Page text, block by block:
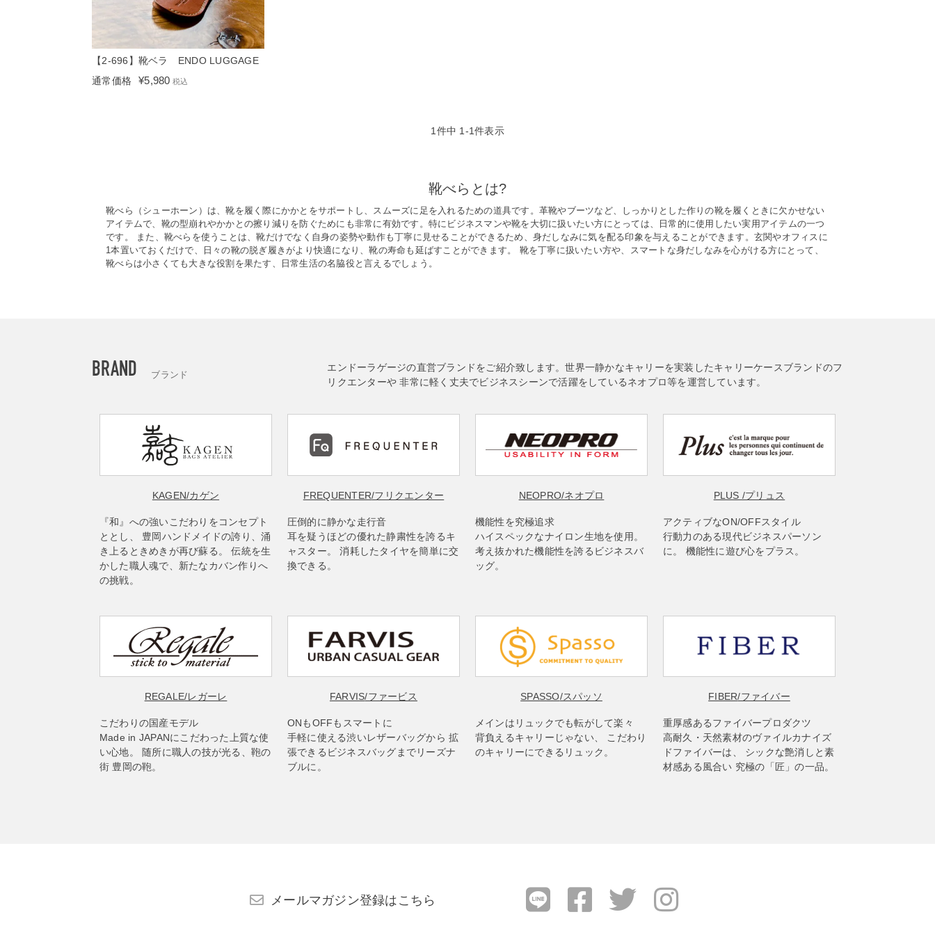
【2-696】靴ベラ ENDO LUGGAGE
通常価格
¥5,980 税込
1件中 1-1件表示
靴べらとは?
靴べら（シューホーン）は、靴を履く際にかかとをサポートし、スムーズに足を入れるための道具です。革靴やブーツなど、しっかりとした作りの靴を履くときに欠かせない
アイテムで、靴の型崩れやかかとの擦り減りを防ぐためにも非常に有効です。特にビジネスマンや靴を大切に扱いたい方にとっては、日常的に使用したい実用アイテムの一つ
です。 また、靴べらを使うことは、靴だけでなく自身の姿勢や動作も丁寧に見せることができるため、身だしなみに気を配る印象を与えることができます。玄関やオフィスに
1本置いておくだけで、日々の靴の脱ぎ履きがより快適になり、靴の寿命も延ばすことができます。 靴を丁寧に扱いたい方や、スマートな身だしなみを心がける方にとって、
靴べらは小さくても大きな役割を果たす、日常生活の名脇役と言えるでしょう。
BRAND ブランド
エンドーラゲージの直営ブランドをご紹介致します。世界一静かなキャリーを実装したキャリーケースブランドのフ
リクエンターや 非常に軽く丈夫でビジネスシーンで活躍をしているネオプロ等を運営しています。
KAGEN/カゲン
『和』への強いこだわりをコンセプト
ととし、 豊岡ハンドメイドの誇り、涌
き上るときめきが再び蘇る。 伝統を生
かした職人魂で、新たなカバン作りへ
の挑戦。
FREQUENTER/フリクエンター
圧倒的に静かな走行音
耳を疑うほどの優れた静粛性を誇るキ
ャスター。 消耗したタイヤを簡単に交
換できる。
NEOPRO/ネオプロ
機能性を究極追求
ハイスペックなナイロン生地を使用。
考え抜かれた機能性を誇るビジネスバ
ッグ。
PLUS /プリュス
アクティブなON/OFFスタイル
行動力のある現代ビジネスパーソン
に。 機能性に遊び心をプラス。
REGALE/レガーレ
こだわりの国産モデル
Made in JAPANにこだわった上質な使
い心地。 随所に職人の技が光る、鞄の
街 豊岡の鞄。
FARVIS/ファービス
ONもOFFもスマートに
手軽に使える渋いレザーバッグから 拡
張できるビジネスバッグまでリーズナ
ブルに。
SPASSO/スパッソ
メインはリュックでも転がして楽々
背負えるキャリーじゃない、 こだわり
のキャリーにできるリュック。
FIBER/ファイバー
重厚感あるファイバープロダクツ
高耐久・天然素材のヴァイルカナイズ
ドファイバーは、 シックな艶消しと素
材感ある風合い 究極の「匠」の一品。
メールマガジン登録はこちら